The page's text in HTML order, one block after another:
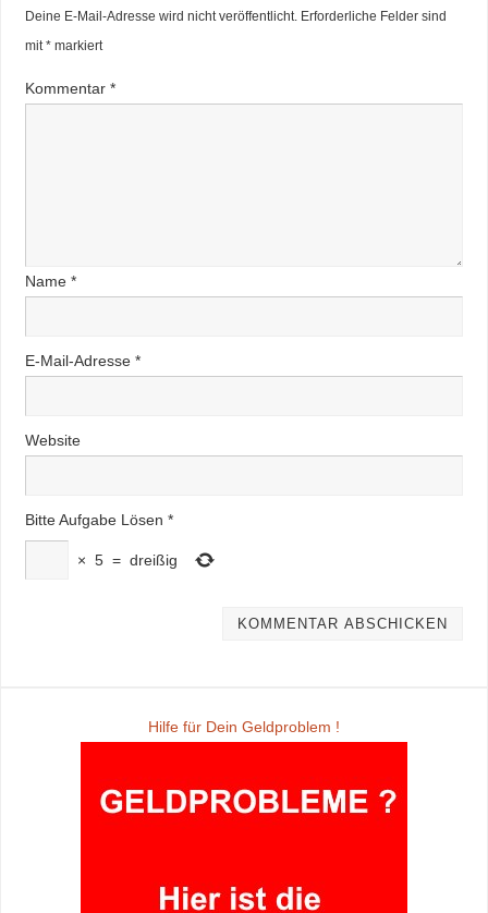
Deine E-Mail-Adresse wird nicht veröffentlicht. Erforderliche Felder sind
mit *markiert
Kommentar *
Name *
E-Mail-Adresse *
Website
Bitte Aufgabe Lösen *
× 5 = dreißig
Hilfe für Dein Geldproblem !